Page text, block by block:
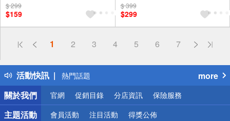
$ 299
$159
$ 399
$299
1 2 3 4 5 6 7
活動快訊
偏遠地區配送
得獎公告
熱門話題
銀行優惠
偏遠地區配送
詐騙網頁！請小心！
more
關於我們
官網 促銷目錄 分店資訊 保險服務
主題活動 會員活動 注目活動 得獎公佈